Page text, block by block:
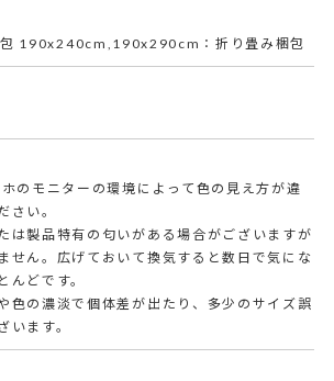
190x240cm,190x290cm：折り畳み梱包
のモニターの環境によって色の見え方が違
さい。
は製品特有の匂いがある場合がございますが
せん。広げておいて換気すると数日で気にな
んどです。
色の濃淡で個体差が出たり、多少のサイズ誤
います。